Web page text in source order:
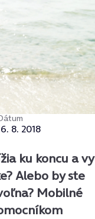
8. 2018
ku koncu a vy
Alebo by ste
Mobilné